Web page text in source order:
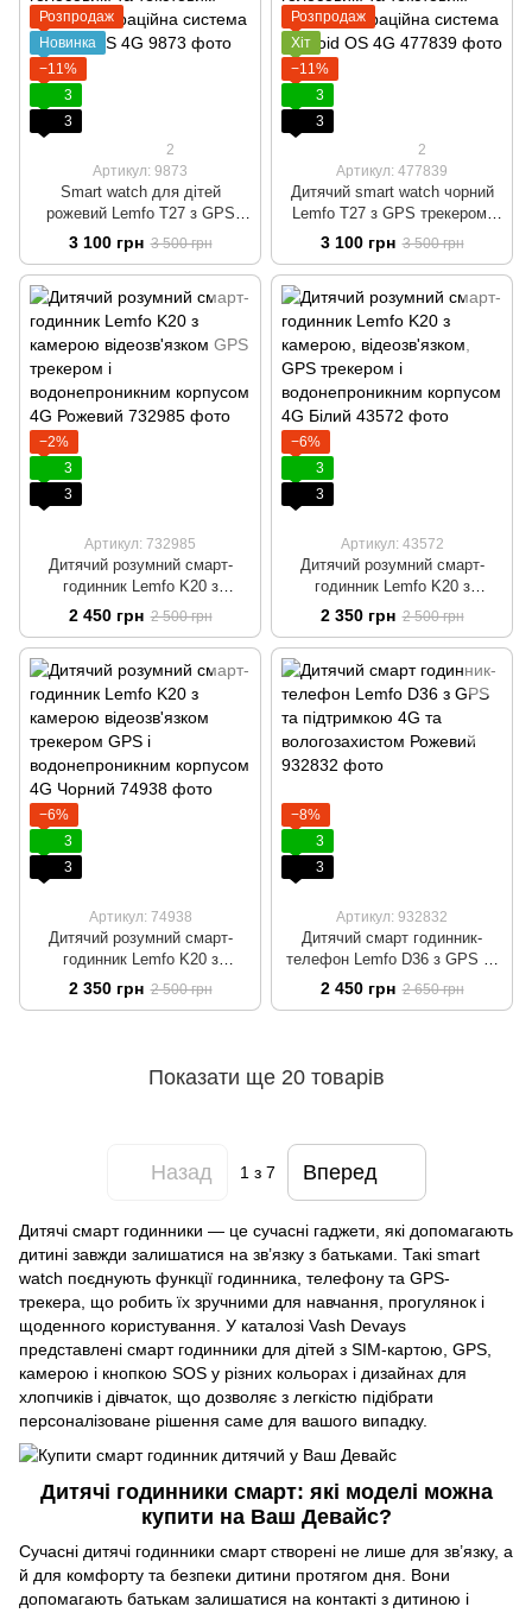
Розпродаж
Новинка
−11%
3
3
2
Артикул: 9873
Smart watch для дітей
рожевий Lemfo T27 з GPS
трекером, камерою,
голосовим та текстовим
чатом. Операційна система
Android OS 4G
3 100 грн 3 500 грн
Розпродаж
Хіт
−11%
3
3
2
Артикул: 477839
Дитячий smart watch чорний
Lemfo T27 з GPS трекером,
камерою, голосовим та
текстовим чатом. Операційна
система Android OS 4G
3 100 грн 3 500 грн
−2%
3
3
Артикул: 732985
Дитячий розумний смарт-
годинник Lemfo K20 з
камерою відеозв'язком GPS
трекером і водонепроникним
корпусом 4G Рожевий
2 450 грн 2 500 грн
−6%
3
3
Артикул: 43572
Дитячий розумний смарт-
годинник Lemfo K20 з
камерою, відеозв'язком, GPS
трекером і водонепроникним
корпусом 4G Білий
2 350 грн 2 500 грн
−6%
3
3
Артикул: 74938
Дитячий розумний смарт-
годинник Lemfo K20 з
камерою відеозв'язком
трекером GPS і
2 350 грн 2 500 грн
−8%
3
3
Артикул: 932832
Дитячий смарт годинник-
телефон Lemfo D36 з GPS та
підтримкою 4G та
вологозахистом Рожевий
2 450 грн 2 650 грн
Показати ще 20 товарів
Назад 1з 7 Вперед
Дитячі смарт годинники — це сучасні гаджети, які допомагають
дитині завжди залишатися на зв’язку з батьками. Такі smart
watch поєднують функції годинника, телефону та GPS-
трекера, що робить їх зручними для навчання, прогулянок і
щоденного користування. У каталозі Vash Devays
представлені смарт годинники для дітей з SIM-картою, GPS,
камерою і кнопкою SOS у різних кольорах і дизайнах для
хлопчиків і дівчаток, що дозволяє з легкістю підібрати
персоналізоване рішення саме для вашого випадку.
Дитячі годинники смарт: які моделі можна
купити на Ваш Девайс?
Сучасні дитячі годинники смарт створені не лише для зв’язку, а
й для комфорту та безпеки дитини протягом дня. Вони
допомагають батькам залишатися на контакті з дитиною і